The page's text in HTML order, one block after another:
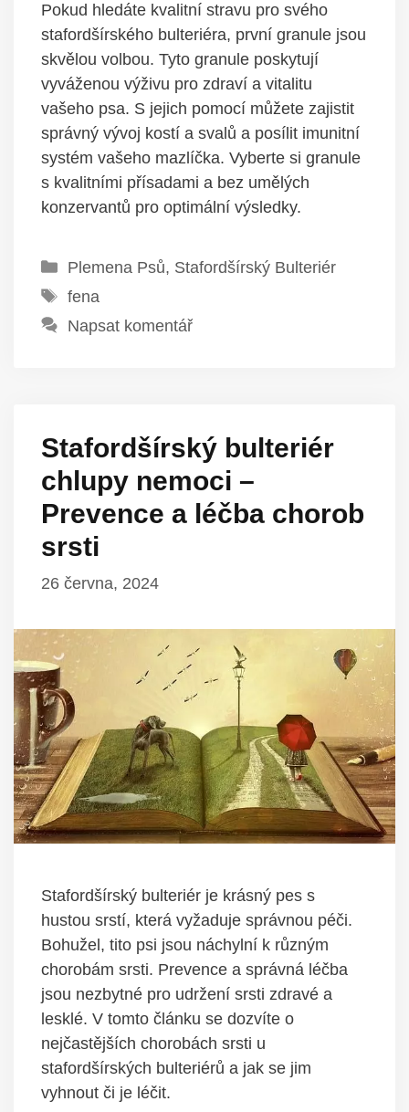
Pokud hledáte kvalitní stravu pro svého
stafordšírského bulteriéra, první granule jsou
skvělou volbou. Tyto granule poskytují
vyváženou výživu pro zdraví a vitalitu
vašeho psa. S jejich pomocí můžete zajistit
správný vývoj kostí a svalů a posílit imunitní
systém vašeho mazlíčka. Vyberte si granule
s kvalitními přísadami a bez umělých
konzervantů pro optimální výsledky.
Rubriky
Plemena Psů, Stafordšírský Bulteriér
Štítky
fena
Napsat komentář
Stafordšírský bulteriér
chlupy nemoci –
Prevence a léčba chorob
srsti
26 června, 2024
Stafordšírský bulteriér je krásný pes s
hustou srstí, která vyžaduje správnou péči.
Bohužel, tito psi jsou náchylní k různým
chorobám srsti. Prevence a správná léčba
jsou nezbytné pro udržení srsti zdravé a
lesklé. V tomto článku se dozvíte o
nejčastějších chorobách srsti u
stafordšírských bulteriérů a jak se jim
vyhnout či je léčit.